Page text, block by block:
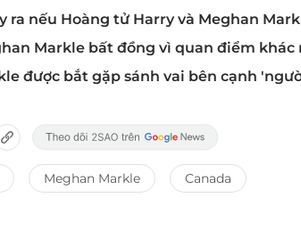
ra nếu Hoàng tử Harry và Meghan
Markle bất đồng vì quan điểm
được bắt gặp sánh vai bên cạnh
Meghan Markle Canada